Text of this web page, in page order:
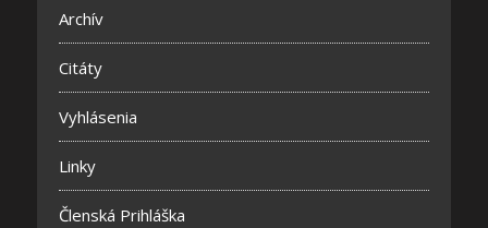
Archív
Citáty
Vyhlásenia
Linky
Členská Prihláška